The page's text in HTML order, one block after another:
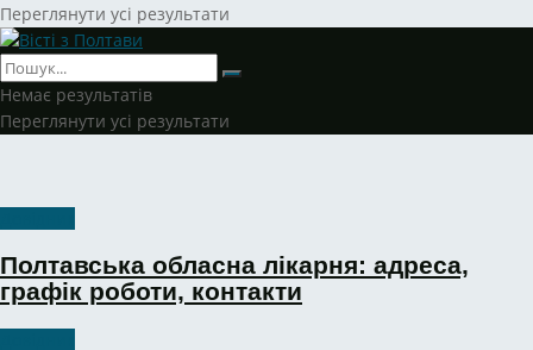
Переглянути усі результати
Немає результатів
Переглянути усі результати
Полтавська обласна лікарня: адреса,
графік роботи, контакти